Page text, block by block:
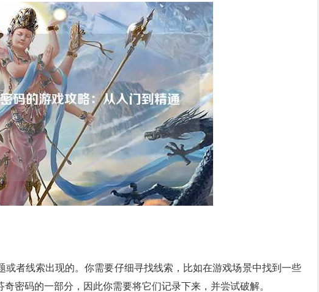
者线索出现的。你需要仔细寻找线索，比如在游戏场景中找到一些
密码的一部分，因此你需要将它们记录下来，并尝试破解。